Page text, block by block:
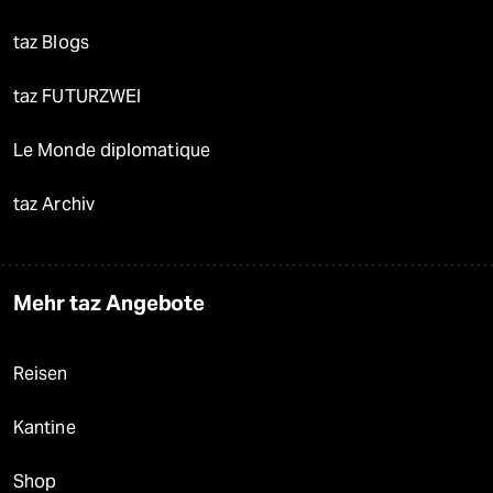
taz Blogs
taz FUTURZWEI
Le Monde diplomatique
taz Archiv
Mehr taz Angebote
Reisen
Kantine
Shop